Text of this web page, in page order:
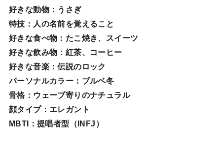
好きな動物：うさぎ
特技 ：人の名前を覚えること
好きな食べ物 ：たこ焼き、スイーツ
好きな飲み物：紅茶、コーヒー
好きな音楽：伝説のロック
パーソナルカラー：ブルベ冬
骨格：ウェーブ寄りのナチュラル
顔タイプ：エレガン ト
MBTI：提唱者型（INFJ）